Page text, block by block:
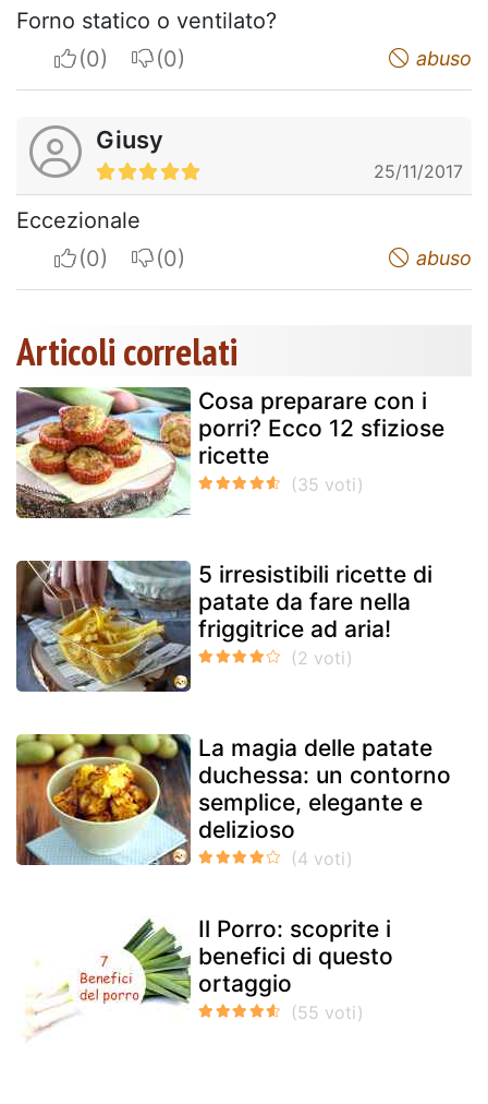
Forno statico o ventilato?
I apreciateI do not appreciate abuso
Giusy
25/11/2017
Eccezionale
I apreciateI do not appreciate abuso
Articoli correlati
Cosa preparare con i
porri? Ecco 12 sfiziose
ricette
5 irresistibili ricette di
patate da fare nella
friggitrice ad aria!
La magia delle patate
duchessa: un contorno
semplice, elegante e
delizioso
Il Porro: scoprite i
benefici di questo
ortaggio